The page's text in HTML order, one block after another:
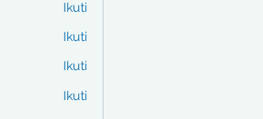
Ikuti
Ikuti
Ikuti
Ikuti